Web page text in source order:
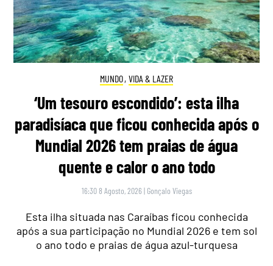
MUNDO, VIDA & LAZER
‘Um tesouro escondido’: esta ilha
paradisíaca que ficou conhecida após o
Mundial 2026 tem praias de água
quente e calor o ano todo
16:30 8 Agosto, 2026 | Gonçalo Viegas
Esta ilha situada nas Caraíbas ficou conhecida
após a sua participação no Mundial 2026 e tem sol
o ano todo e praias de água azul-turquesa